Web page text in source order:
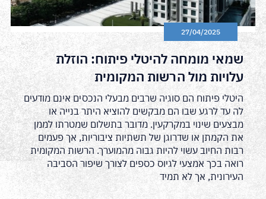
27/04/2025
שמאי מומחה להיטלי פיתוח: הוזלת
עלויות מול הרשות המקומית
היטלי פיתוח הם סוגיה שרבים מבעלי הנכסים אינם מודעים
לה עד לרגע שבו הם מבקשים להוציא היתר בנייה או
מבצעים שינוי במקרקעין. מדובר בתשלום שמטרתו לממן
את הקמתן או שדרוגן של תשתיות ציבוריות, אך פעמים
רבות החיוב עשוי להיות גבוה מהמוערך. הרשות המקומית
רואה בכך אמצעי לגיוס כספים לצורך שיפור הסביבה
העירונית, אך לא תמיד